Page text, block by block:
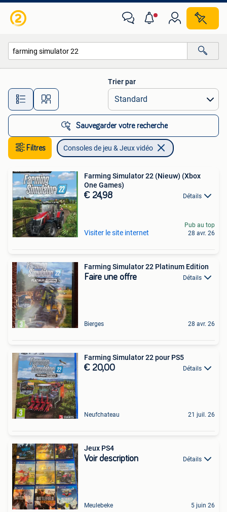
Toutes les distances…
Trier par
Sauvegarder votre recherche
Filtres Consoles de jeu & Jeux vidéo
Farming Simulator 22 (Nieuw) (Xbox
One Games)
€ 24,98 Détails
Visiter le site internet
Pub au top
28 avr. 26
Farming Simulator 22 Platinum Edition
Faire une offre Détails
Bierges 28 avr. 26
Farming Simulator 22 pour PS5
€ 20,00 Détails
Neufchateau 21 juil. 26
Jeux PS4
Voir description Détails
Meulebeke 5 juin 26